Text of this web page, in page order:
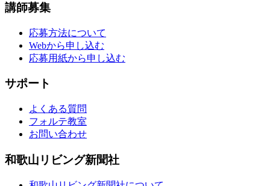
講師募集
応募方法について
Webから申し込む
応募用紙から申し込む
サポート
よくある質問
フォルテ教室
お問い合わせ
和歌山リビング新聞社